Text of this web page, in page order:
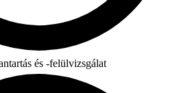
és -felülvizsgálat